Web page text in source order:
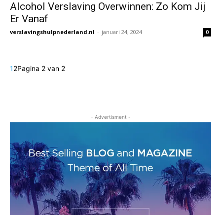
Alcohol Verslaving Overwinnen: Zo Kom Jij
Er Vanaf
verslavingshulpnederland.nl - januari 24, 2024 0
12Pagina 2 van 2
- Advertisment -